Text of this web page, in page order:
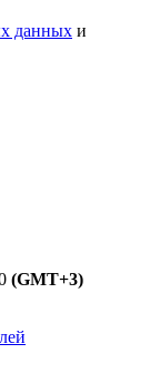
данных и
(GMT+3)